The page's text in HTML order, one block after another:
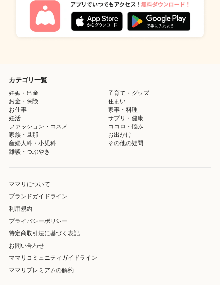
カテゴリ一覧
妊娠・出産
子育て・グッズ
お金・保険
住まい
お仕事
家事・料理
妊活
サプリ・健康
ファッション・コスメ
ココロ・悩み
家族・旦那
お出かけ
産婦人科・小児科
その他の疑問
雑談・つぶやき
ママリについて
ブランドガイドライン
利用規約
プライバシーポリシー
特定商取引法に基づく表記
お問い合わせ
ママリコミュニティガイドライン
ママリプレミアムの解約